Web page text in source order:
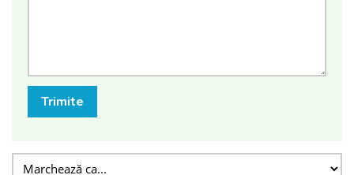
Trimite